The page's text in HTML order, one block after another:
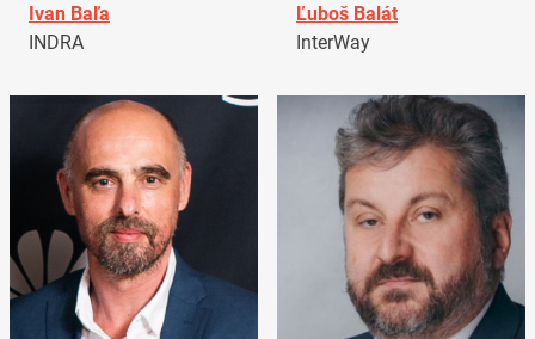
Ivan Baľa
INDRA
Ľuboš Balát
InterWay